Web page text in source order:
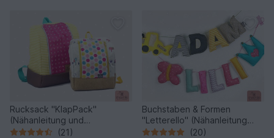
Rucksack "KlapPack"
(Nähanleitung und
Schnittmuster in 2 Größen)
(21)
Buchstaben & Formen
"Letterello" (Nähanleitung
und Schnittmuster)
(20)